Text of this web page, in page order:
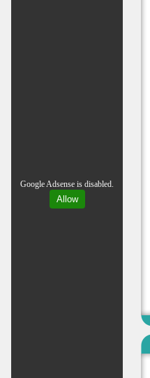
Google Adsense is disabled.
Allow